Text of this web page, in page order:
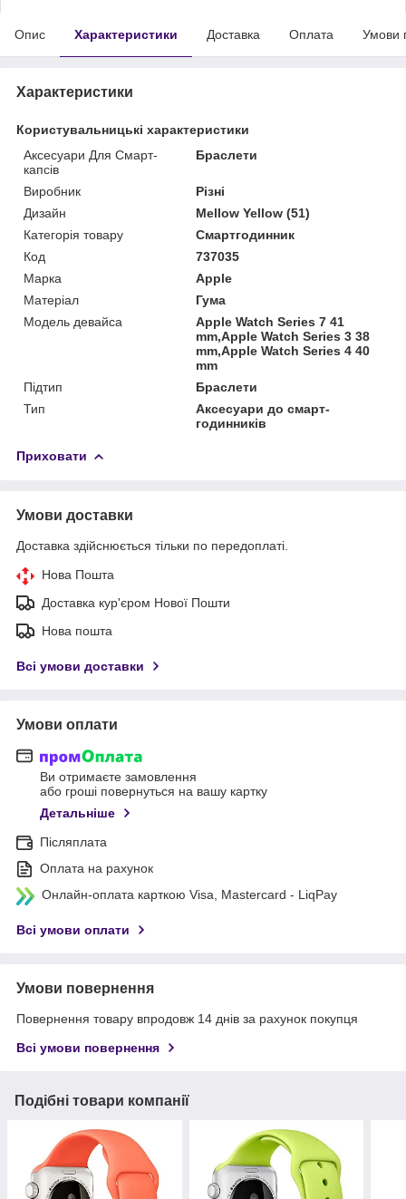
Опис Характеристики Доставка Оплата Умови
Характеристики
Користувальницькі характеристики
Аксесуари Для Смарт-
капсів
Браслети
Виробник
Різні
Дизайн
Mellow Yellow (51)
Категорія товару
Смартгодинник
Код
737035
Марка
Apple
Матеріал
Гума
Модель девайса
Apple Watch Series 7 41
mm,Apple Watch Series 3 38
mm,Apple Watch Series 4 40
mm
Підтип
Браслети
Тип
Аксесуари до смарт-
годинників
Приховати
Умови доставки
Доставка здійснюється тільки по передоплаті.
Нова Пошта
Доставка кур'єром Нової Пошти
Нова пошта
Всі умови доставки
Умови оплати
Ви отримаєте замовлення
або гроші повернуться на вашу картку
Детальніше
Післяплата
Оплата на рахунок
Онлайн-оплата карткою Visa, Mastercard - LiqPay
Всі умови оплати
Умови повернення
Повернення товару впродовж 14 днів за рахунок покупця
Всі умови повернення
Подібні товари компанії